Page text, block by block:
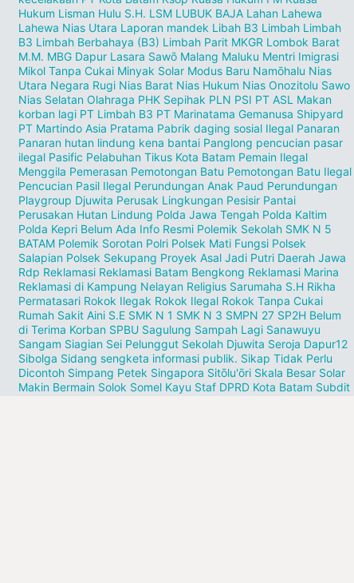
Hukum Lisman Hulu S.H. LSM LUBUK BAJA Lahan Lahewa
Lahewa Nias Utara Laporan mandek Libah B3 Limbah Limbah
B3 Limbah Berbahaya (B3) Limbah Parit MKGR Lombok Barat
M.M. MBG Dapur Lasara Sawō Malang Maluku Mentri Imigrasi
Mikol Tanpa Cukai Minyak Solar Modus Baru Namōhalu Nias
Utara Negara Rugi Nias Barat Nias Hukum Nias Onozitolu Sawo
Nias Selatan Olahraga PHK Sepihak PLN PSI PT ASL Makan
korban lagi PT Limbah B3 PT Marinatama Gemanusa Shipyard
PT Martindo Asia Pratama Pabrik daging sosial Ilegal Panaran
Panaran hutan lindung kena bantai Panglong pencucian pasar
ilegal Pasific Pelabuhan Tikus Kota Batam Pemain Ilegal
Menggila Pemerasan Pemotongan Batu Pemotongan Batu Ilegal
Pencucian Pasil Ilegal Perundungan Anak Paud Perundungan
Playgroup Djuwita Perusak Lingkungan Pesisir Pantai
Perusakan Hutan Lindung Polda Jawa Tengah Polda Kaltim
Polda Kepri Belum Ada Info Resmi Polemik Sekolah SMK N 5
BATAM Polemik Sorotan Polri Polsek Mati Fungsi Polsek
Salapian Polsek Sekupang Proyek Asal Jadi Putri Daerah Jawa
Rdp Reklamasi Reklamasi Batam Bengkong Reklamasi Marina
Reklamasi di Kampung Nelayan Religius Sarumaha S.H Rikha
Permatasari Rokok Ilegak Rokok Ilegal Rokok Tanpa Cukai
Rumah Sakit Aini S.E SMK N 1 SMK N 3 SMPN 27 SP2H Belum
di Terima Korban SPBU Sagulung Sampah Lagi Sanawuyu
Sangam Siagian Sei Pelunggut Sekolah Djuwita Seroja Dapur12
Sibolga Sidang sengketa informasi publik. Sikap Tidak Perlu
Dicontoh Simpang Petek Singapora Sitōlu'ōri Skala Besar Solar
Makin Bermain Solok Somel Kayu Staf DPRD Kota Batam Subdit